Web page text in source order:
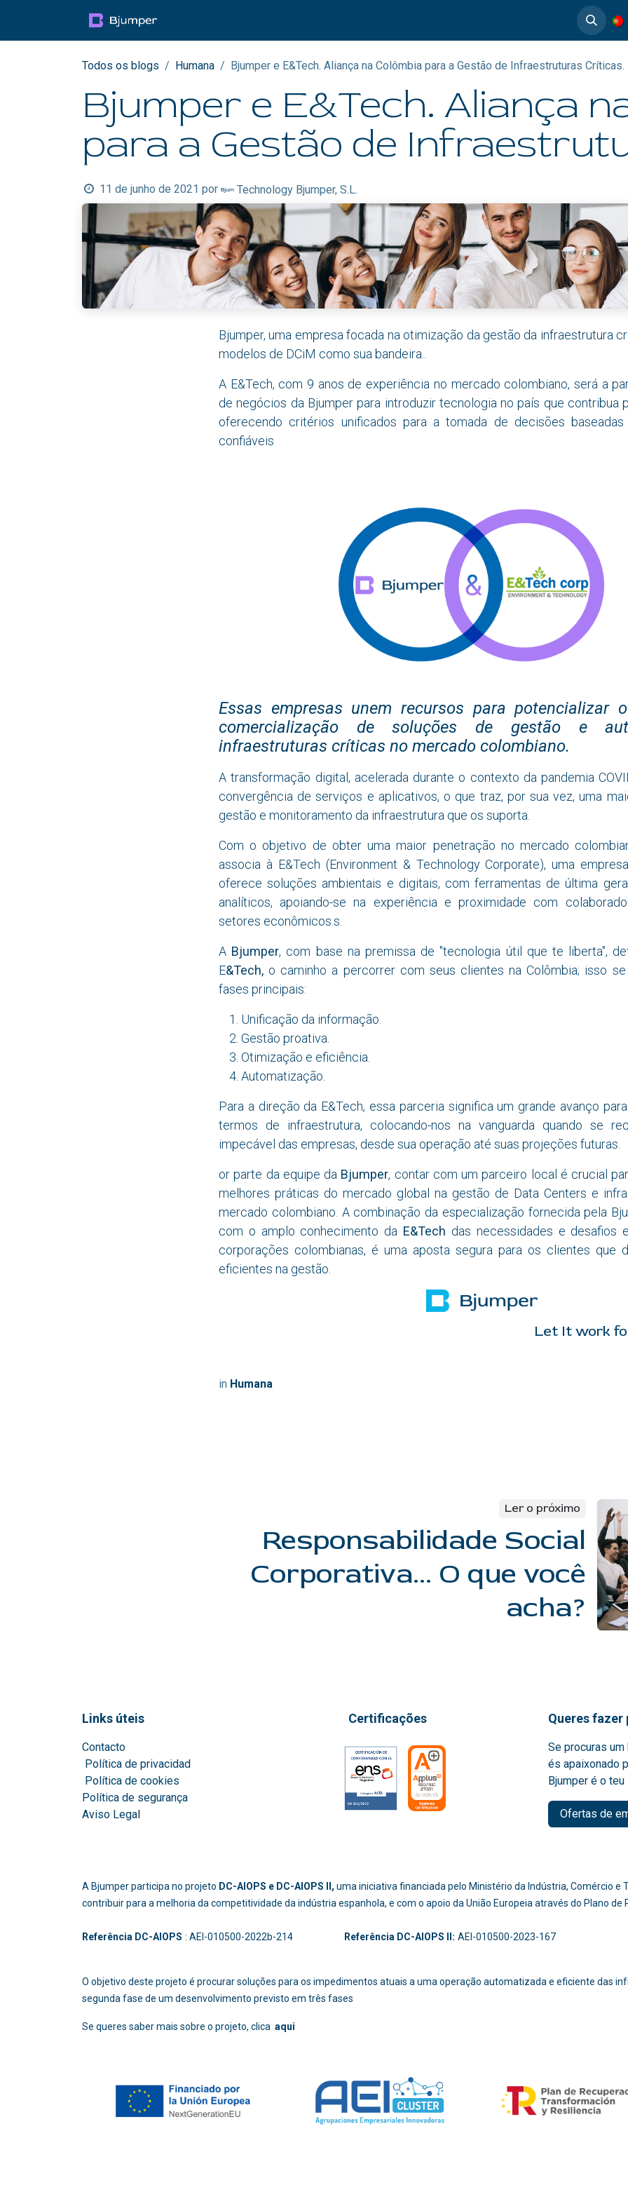
Todos os blogs Humana Bjumper e E&Tech. Aliança na Colômbia para a Gestão de Infraestruturas Críticas.
Bjumper e E&Tech. Aliança
para a Gestão de
11 de junho de 2021 por Technology Bjumper, S.L.
Bjumper, uma empresa focada na otimização da gestão da infraestrutura
modelos de DCiM como sua bandeira.
A E&Tech, com 9 anos de experiência no mercado colombiano, será a
de negócios da Bjumper para introduzir tecnologia no país que contribua
oferecendo critérios unificados para a tomada de decisões
confiáveis
Essas empresas unem recursos para potencializar
comercialização de soluções de gestão e
infraestruturas críticas no mercado colombiano.
A transformação digital, acelerada durante o contexto da pandemia
convergência de serviços e aplicativos, o que traz, por sua vez, uma
gestão e monitoramento da infraestrutura que os suporta.
Com o objetivo de obter uma maior penetração no mercado
associa à E&Tech (Environment & Technology Corporate), uma
oferece soluções ambientais e digitais, com ferramentas de última
analíticos, apoiando-se na experiência e proximidade com
setores econômicos.s.
A Bjumper, com base na premissa de "tecnologia útil que te liberta",
E&Tech, o caminho a percorrer com seus clientes na Colômbia; isso
fases principais:
Unificação da informação.
Gestão proativa.
Otimização e eficiência.
Automatização.
Para a direção da E&Tech, essa parceria significa um grande avanço
termos de infraestrutura, colocando-nos na vanguarda quando se
impecável das empresas, desde sua operação até suas projeções futuras.
or parte da equipe da Bjumper, contar com um parceiro local é crucial
melhores práticas do mercado global na gestão de Data Centers e
mercado colombiano. A combinação da especialização fornecida pela
com o amplo conhecimento da E&Tech das necessidades e desafios
corporações colombianas, é uma aposta segura para os clientes que
eficientes na gestão.
Let It work for
in Humana
Ler o próximo
Responsabilidade Social
Corporativa... O que você
acha?
Links úteis
Contacto
Política de privacidad
Política de cookies
Política de segurança
Aviso Legal
Certificações Queres fazer
Se procuras
és apaixonado
Bjumper é o teu
Ofertas de
A Bjumper participa no projeto DC-AIOPS e DC-AIOPS II, uma iniciativa financiada pelo Ministério da Indústria, Comércio e
contribuir para a melhoria da competitividade da indústria espanhola, e com o apoio da União Europeia através do Plano de
Referência DC-AIOPS : AEI-010500-2022b-214 Referência DC-AIOPS II: AEI-010500-2023-167
O objetivo deste projeto é procurar soluções para os impedimentos atuais a uma operação automatizada e eficiente das
segunda fase de um desenvolvimento previsto em três fases
Se queres saber mais sobre o projeto, clica aqui